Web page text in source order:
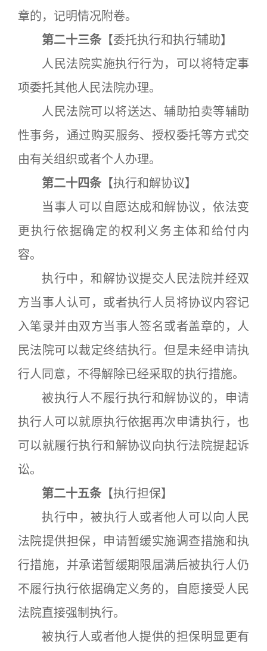
章的，记明情况附卷。
第二十三条 【委托执行和执行辅助】
人民法院实施执行行为，可以将特定事
项委托其他人民法院办理。
人民法院可以将送达、辅助拍卖等辅助
性事务，通过购买服务、授权委托等方式交
由有关组织或者个人办理。
第二十四条 【执行和解协议】
当事人可以自愿达成和解协议，依法变
更执行依据确定的权利义务主体和给付内
容。
执行中，和解协议提交人民法院并经双
方当事人认可，或者执行人员将协议内容记
入笔录并由双方当事人签名或者盖章的，人
民法院可以裁定终结执行。但是未经申请执
行人同意，不得解除已经采取的执行措施。
被执行人不履行执行和解协议的，申请
执行人可以就原执行依据再次申请执行，也
可以就履行执行和解协议向执行法院提起诉
讼。
第二十五条 【执行担保】
执行中，被执行人或者他人可以向人民
法院提供担保，申请暂缓实施调查措施和执
行措施，并承诺暂缓期限届满后被执行人仍
不履行执行依据确定义务的，自愿接受人民
法院直接强制执行。
被执行人或者他人提供的担保明显更有